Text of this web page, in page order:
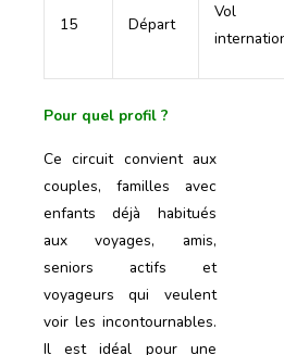
15 Départ
Vol
Pour quel profil ?
Ce circuit convient aux
couples, familles avec
enfants déjà habitués
aux voyages, amis,
seniors actifs et
voyageurs qui veulent
voir les incontournables.
Il est idéal pour une